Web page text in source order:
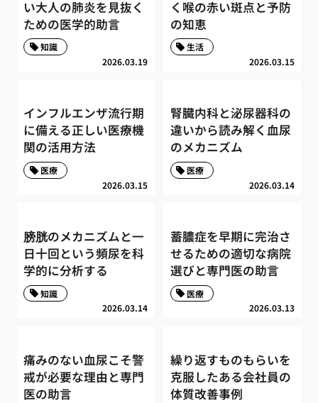
い大人の肺炎を見抜く
ための医学的助言
2026.03.19
知識
く喉の赤い斑点と予防
の知恵
2026.03.15
生活
インフルエンザ流行期
に備える正しい医療機
関の活用方法
2026.03.15
医療
腎臓内科と泌尿器科の
違いから読み解く血尿
のメカニズム
2026.03.14
医療
膀胱のメカニズムと一
日十回という頻尿を科
学的に分析する
2026.03.14
知識
蓄膿症を早期に完治さ
せるための適切な病院
選びと専門医の助言
2026.03.13
医療
痛みのない血尿こそ警
戒が必要な理由と専門
医の助言
繰り返すものもらいを
克服したある会社員の
体質改善事例